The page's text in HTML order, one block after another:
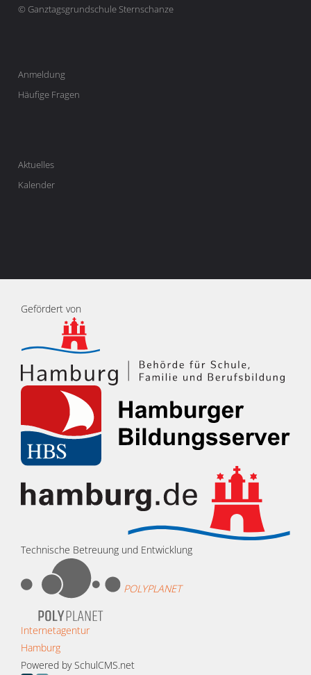
© Ganztagsgrundschule Sternschanze
Anmeldung
Häufige Fragen
Aktuelles
Kalender
Gefördert von
Technische Betreuung und Entwicklung
POLYPLANET
Internetagentur
Hamburg
Powered by SchulCMS.net